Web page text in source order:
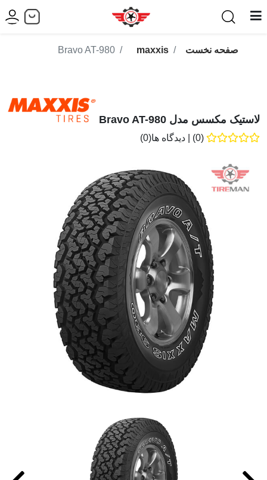
صفحه نخست maxxis
Bravo AT-980
لاستیک مکسس مدل Bravo AT-980
(0) دیدگاه ها(0)